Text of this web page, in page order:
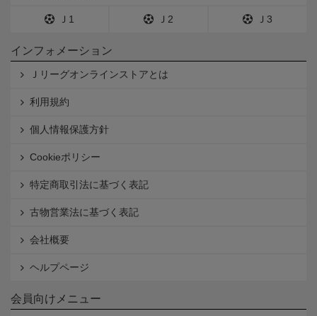
Ｊ1 Ｊ2 Ｊ3
インフォメーション
Ｊリーグオンラインストアとは
利用規約
個人情報保護方針
Cookieポリシー
特定商取引法に基づく表記
古物営業法に基づく表記
会社概要
ヘルプページ
会員向けメニュー